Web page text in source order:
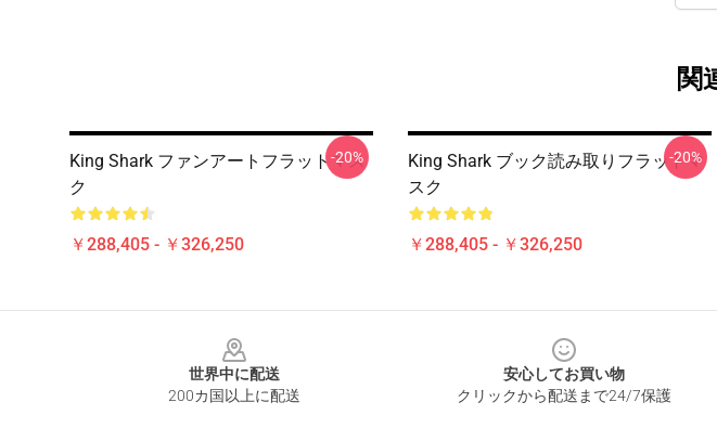
関
King Shark ファンアートフラットマス
ク
￥288,405 - ￥326,250
-20%
King Shark ブック読み取りフラットマ
スク
￥288,405 - ￥326,250
-20%
世界中に配送
200カ国以上に配送
安心してお買い物
クリックから配送まで24/7保護